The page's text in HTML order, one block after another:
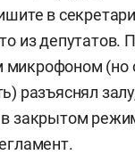
в
из депутатов.
(но
разъяснял
закрытом